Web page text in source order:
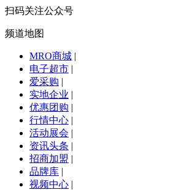
扫码关注公众号
频道地图
MRO商城 |
电子超市 |
爱采购 |
实地企业 |
优惠团购 |
行情中心 |
活动展会 |
资讯头条 |
招商加盟 |
品牌库 |
视频中心 |